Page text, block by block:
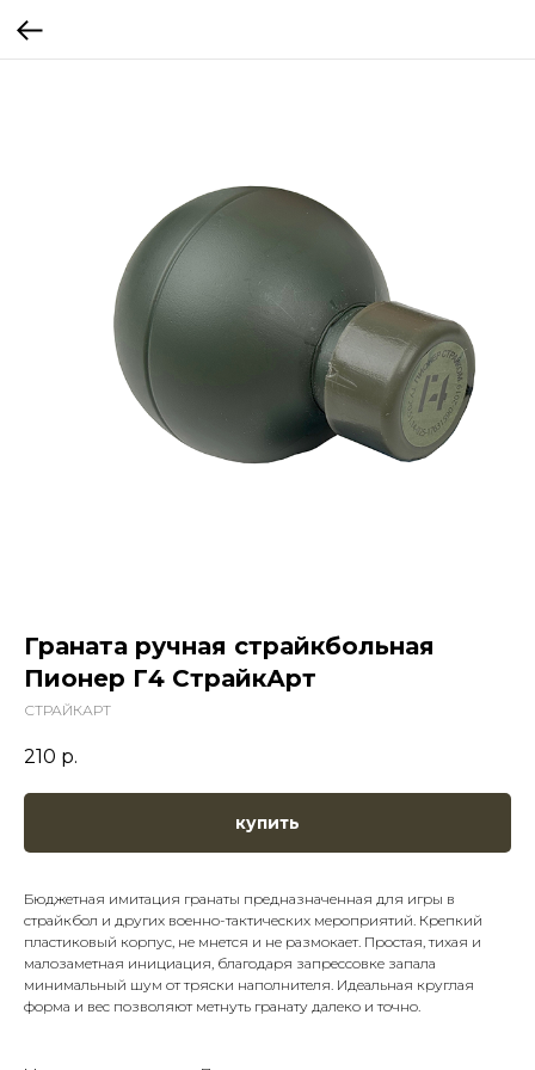
Граната ручная страйкбольная
Пионер Г4 СтрайкАрт
СТРАЙКАРТ
210 р.
купить
Бюджетная имитация гранаты предназначенная для игры в
страйкбол и других военно-тактических мероприятий. Крепкий
пластиковый корпус, не мнется и не размокает. Простая, тихая и
малозаметная инициация, благодаря запрессовке запала
минимальный шум от тряски наполнителя. Идеальная круглая
форма и вес позволяют метнуть гранату далеко и точно.